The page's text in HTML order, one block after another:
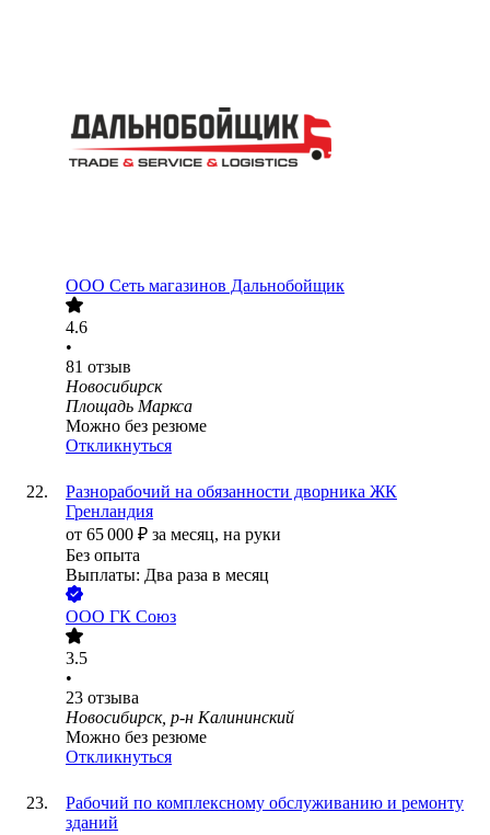
ООО Сеть магазинов Дальнобойщик
4.6
•
81 отзыв
Новосибирск
Площадь Маркса
Можно без резюме
Откликнуться
Разнорабочий на обязанности дворника ЖК
Гренландия
от 65 000 ₽ за месяц, на руки
Без опыта
Выплаты: Два раза в месяц
ООО ГК Союз
3.5
•
23 отзыва
Новосибирск, р-н Калининский
Можно без резюме
Откликнуться
Рабочий по комплексному обслуживанию и ремонту
зданий